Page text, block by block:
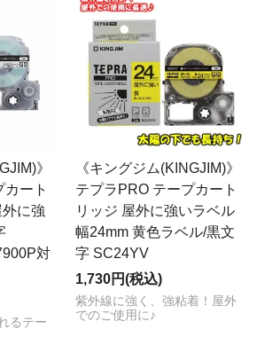
》
ート
に強
対
るテー
《キングジム(KINGJIM)》
テプラPRO テープカート
リッジ 屋外に強いラベル
幅24mm 黄色ラベル/黒文
字 SC24YV
1,730円(税込)
紫外線に強く、強粘着！屋外
でのご使用に♪